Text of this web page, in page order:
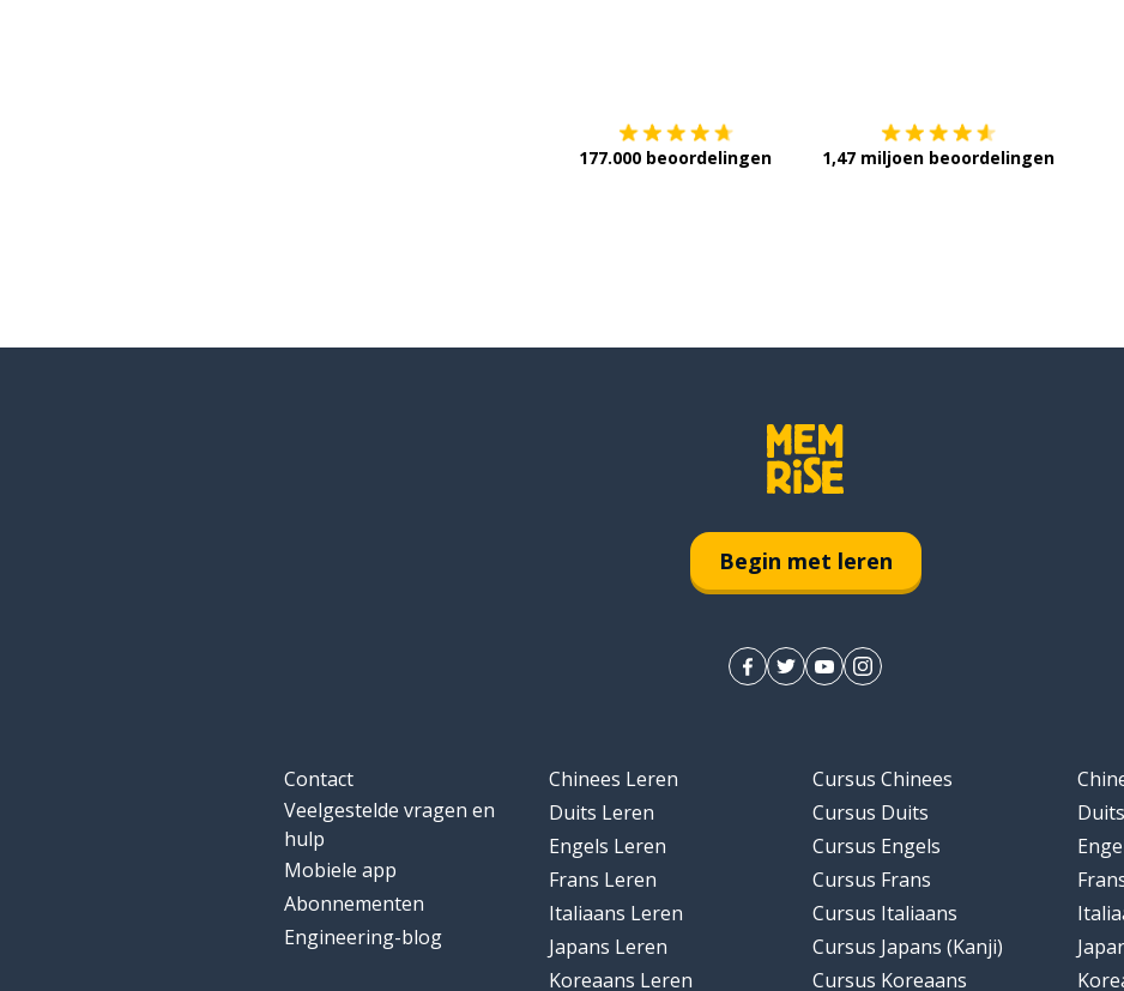
177.000 beoordelingen 1,47 miljoen beoordelingen
Begin met leren
Contact
Veelgestelde vragen en
hulp
Mobiele app
Abonnementen
Engineering-blog
Chinees Leren
Duits Leren
Engels Leren
Frans Leren
Italiaans Leren
Japans Leren
Koreaans Leren
Cursus Chinees
Cursus Duits
Cursus Engels
Cursus Frans
Cursus Italiaans
Cursus Japans (Kanji)
Cursus Koreaans